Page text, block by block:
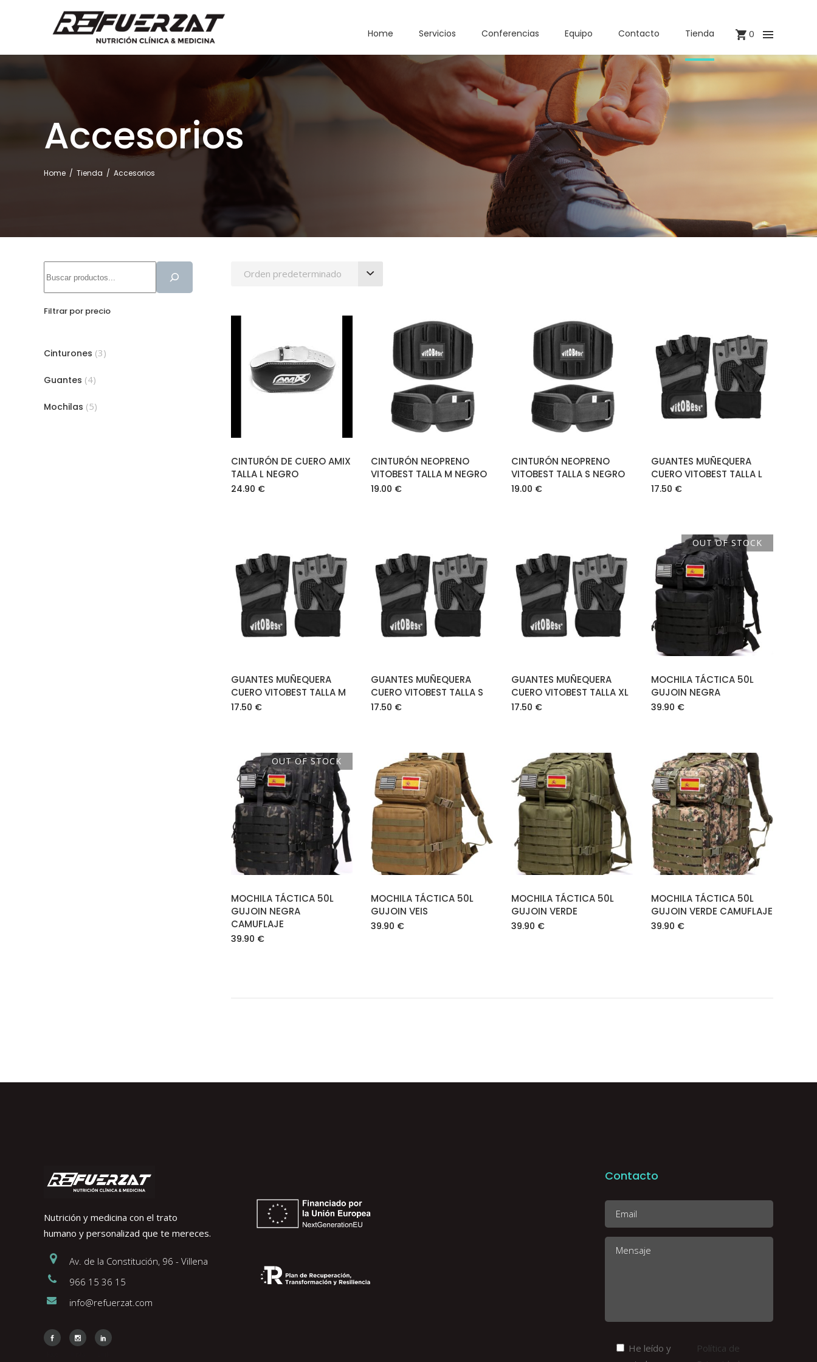
Home Servicios Conferencias Equipo Contacto Tienda 0
Accesorios
Home / Tienda / Accesorios
Orden predeterminado
AÑADIR AL
CARRITO
CINTURÓN DE CUERO AMIX
TALLA L NEGRO
24.90 €
AÑADIR AL
CARRITO
CINTURÓN NEOPRENO
VITOBEST TALLA M NEGRO
19.00 €
AÑADIR AL
CARRITO
CINTURÓN NEOPRENO
VITOBEST TALLA S NEGRO
19.00 €
AÑADIR AL
CARRITO
GUANTES MUÑEQUERA
CUERO VITOBEST TALLA L
17.50 €
AÑADIR AL
CARRITO
GUANTES MUÑEQUERA
CUERO VITOBEST TALLA M
17.50 €
AÑADIR AL
CARRITO
GUANTES MUÑEQUERA
CUERO VITOBEST TALLA S
17.50 €
AÑADIR AL
CARRITO
GUANTES MUÑEQUERA
CUERO VITOBEST TALLA XL
17.50 €
OUT OF STOCK
LEER MÁS
MOCHILA TÁCTICA 50L
GUJOIN NEGRA
39.90 €
OUT OF STOCK
LEER MÁS
MOCHILA TÁCTICA 50L
GUJOIN NEGRA
CAMUFLAJE
39.90 €
AÑADIR AL
CARRITO
MOCHILA TÁCTICA 50L
GUJOIN VEIS
39.90 €
AÑADIR AL
CARRITO
MOCHILA TÁCTICA 50L
GUJOIN VERDE
39.90 €
AÑADIR AL
CARRITO
MOCHILA TÁCTICA 50L
GUJOIN VERDE CAMUFLAJE
39.90 €
Filtrar por precio
Cinturones 33
productos
Guantes 44
productos
Mochilas 55
productos
Nutrición y medicina con el trato
humano y personalizad que te mereces.
Av. de la Constitución, 96 - Villena
966 15 36 15
info@refuerzat.com
Contacto
He leído y
Política de